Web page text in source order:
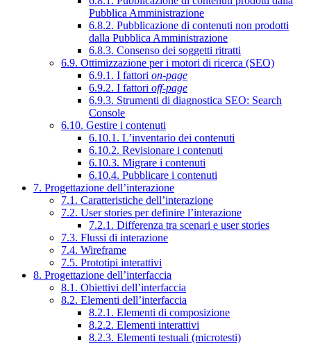
Pubblica Amministrazione
6.8.2. Pubblicazione di contenuti non prodotti
dalla Pubblica Amministrazione
6.8.3. Consenso dei soggetti ritratti
6.9. Ottimizzazione per i motori di ricerca (SEO)
6.9.1. I fattori on-page
6.9.2. I fattori off-page
6.9.3. Strumenti di diagnostica SEO: Search
Console
6.10. Gestire i contenuti
6.10.1. L’inventario dei contenuti
6.10.2. Revisionare i contenuti
6.10.3. Migrare i contenuti
6.10.4. Pubblicare i contenuti
7. Progettazione dell’interazione
7.1. Caratteristiche dell’interazione
7.2. User stories per definire l’interazione
7.2.1. Differenza tra scenari e user stories
7.3. Flussi di interazione
7.4. Wireframe
7.5. Prototipi interattivi
8. Progettazione dell’interfaccia
8.1. Obiettivi dell’interfaccia
8.2. Elementi dell’interfaccia
8.2.1. Elementi di composizione
8.2.2. Elementi interattivi
8.2.3. Elementi testuali (microtesti)